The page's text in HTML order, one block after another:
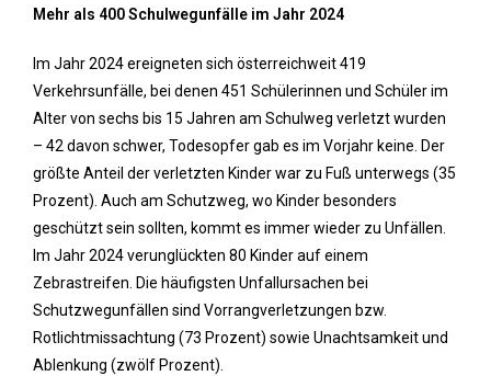
Mehr als 400 Schulwegunfälle im Jahr 2024
Im Jahr 2024 ereigneten sich österreichweit 419
Verkehrsunfälle, bei denen 451 Schülerinnen und Schüler im
Alter von sechs bis 15 Jahren am Schulweg verletzt wurden
– 42 davon schwer, Todesopfer gab es im Vorjahr keine. Der
größte Anteil der verletzten Kinder war zu Fuß unterwegs (35
Prozent). Auch am Schutzweg, wo Kinder besonders
geschützt sein sollten, kommt es immer wieder zu Unfällen.
Im Jahr 2024 verunglückten 80 Kinder auf einem
Zebrastreifen. Die häufigsten Unfallursachen bei
Schutzwegunfällen sind Vorrangverletzungen bzw.
Rotlichtmissachtung (73 Prozent) sowie Unachtsamkeit und
Ablenkung (zwölf Prozent).